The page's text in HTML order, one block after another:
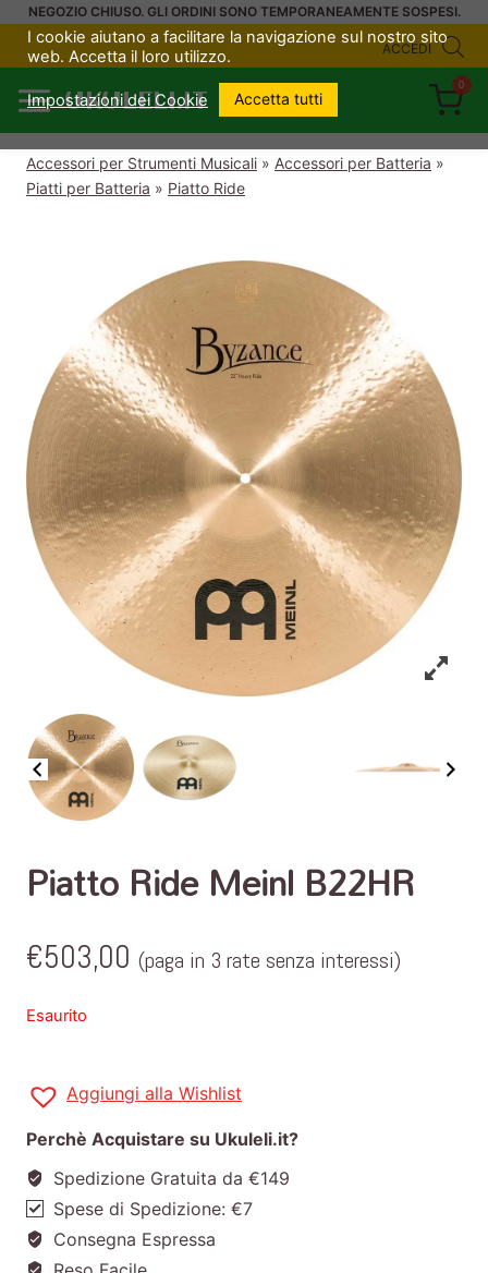
SaltaNEGOZIO CHIUSO. GLI ORDINI SONO TEMPORANEAMENTE SOSPESI.
ACCEDI
UKULELI.IT
0
Accessori per Strumenti Musicali » Accessori per Batteria »
Piatti per Batteria » Piatto Ride
Piatto Ride Meinl B22HR
€503,00 (paga in 3 rate senza interessi)
Esaurito
Aggiungi alla Wishlist
Perchè Acquistare su Ukuleli.it?
Spedizione Gratuita da €149
Spese di Spedizione: €7
Consegna Espressa
I cookie aiutano a facilitare la navigazione sul nostro sito
web. Accetta il loro utilizzo.
Impostazioni dei Cookie Accetta tutti